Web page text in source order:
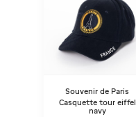
Souvenir de Paris
Casquette tour eiffel
navy